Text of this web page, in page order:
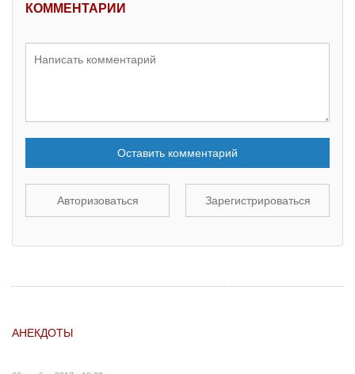
КОММЕНТАРИИ
Оставить комментарий
Авторизоваться Зарегистрироваться
АНЕКДОТЫ